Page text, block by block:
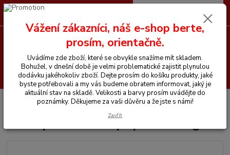
Hledat
+420 605 255 500 0 Kč
Vitamíny a krmiva pro koně Mikrop Česnekový speciál 1 kg
Mikrop Česnekový speciál 1 kg
Vážení zákazníci, náš e-shop berte,
prosím, orientačně.
Uvádíme zde zboží, které se obvykle snažíme mít skladem.
Bohužel, v dnešní době je velmi problematické zajistit plynulou
dodávku jakéhokoliv zboží. Dejte prosím do košíku produkty, jaké
byste potřebovali a my vás budeme obratem informovat, jaký je
aktuální stav na skladě. Velikosti a barvy prosím uvádějte do
poznámky. Děkujeme za vaši důvěru a že jste s námi!
Zavřít